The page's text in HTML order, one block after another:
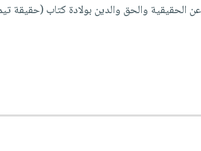
الحقيقية والحق والدين بولادة كتاب (حقيقة